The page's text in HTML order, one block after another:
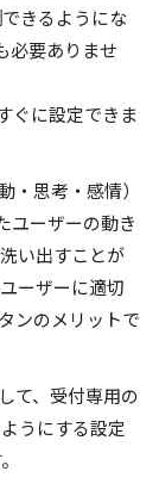
きるようにな
必要ありませ
ぐに設定できま
・思考・感情）
ユーザーの動き
い出すことが
ーザーに適切
ンのメリットで
て、受付専用の
うにする設定